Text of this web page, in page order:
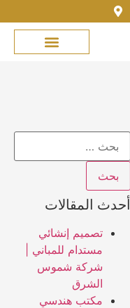
أحدث المقالات
تصميم إنشائي
مستدام للمباني |
شركة شموس
الشرق
مكتب هندسي